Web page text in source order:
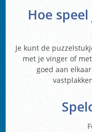
Hoe
Je kunt de
met je vinger of
goed aan